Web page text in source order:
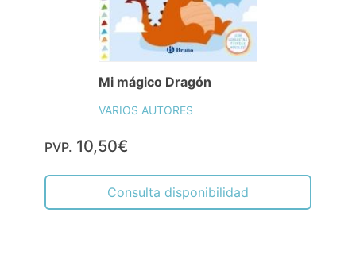
Mi mágico Dragón
VARIOS AUTORES
PVP. 10,50€
Consulta disponibilidad